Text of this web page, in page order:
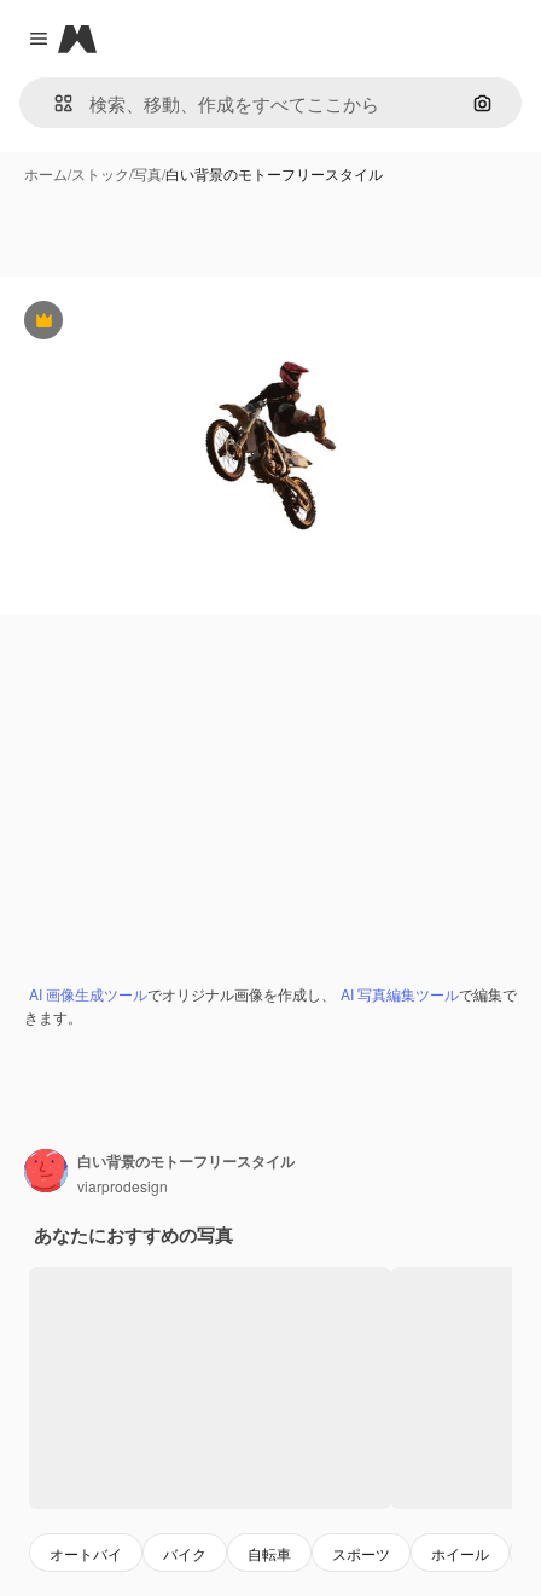
Close menu
Magnific
画像で
ホーム/ストック/写真/白い背景のモトーフリースタイル
Premium
AI 画像生成ツールでオリジナル画像を作成し、 AI 写真編集ツールで編集で
きます。
白い背景のモトーフリースタイル
viarprodesign
あなたにおすすめの写真
オートバイ バイク 自転車 スポーツ ホイール